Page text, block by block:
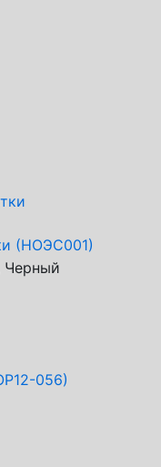
(НОЭС001)
Черный
056)